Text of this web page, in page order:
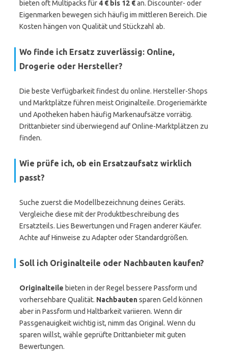
bieten oft Multipacks für 4 € bis 12 €an. Discounter- oder
Eigenmarken bewegen sich häufig im mittleren Bereich. Die
Kosten hängen von Qualität und Stückzahl ab.
Wo finde ich Ersatz zuverlässig: Online,
Drogerie oder Hersteller?
Die beste Verfügbarkeit findest du online. Hersteller-Shops
und Marktplätze führen meist Originalteile. Drogeriemärkte
und Apotheken haben häufig Markenaufsätze vorrätig.
Drittanbieter sind überwiegend auf Online-Marktplätzen zu
finden.
Wie prüfe ich, ob ein Ersatzaufsatz wirklich
passt?
Suche zuerst die Modellbezeichnung deines Geräts.
Vergleiche diese mit der Produktbeschreibung des
Ersatzteils. Lies Bewertungen und Fragen anderer Käufer.
Achte auf Hinweise zu Adapter oder Standardgrößen.
Soll ich Originalteile oder Nachbauten kaufen?
Originalteile bieten in der Regel bessere Passform und
vorhersehbare Qualität. Nachbautensparen Geld können
aber in Passform und Haltbarkeit variieren. Wenn dir
Passgenauigkeit wichtig ist, nimm das Original. Wenn du
sparen willst, wähle geprüfte Drittanbieter mit guten
Bewertungen.